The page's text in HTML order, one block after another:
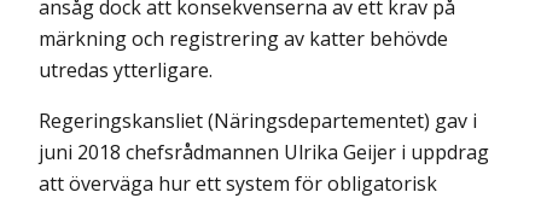
ansåg dock att konsekvenserna av ett krav på
märkning och registrering av katter behövde
utredas ytterligare.
Regeringskansliet (Näringsdepartementet) gav i
juni 2018 chefsrådmannen Ulrika Geijer i uppdrag
att överväga hur ett system för obligatorisk